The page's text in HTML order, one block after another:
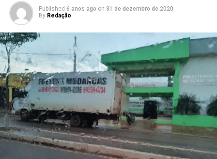
Published 6 anos ago on 31 de dezembro de 2020
By Redação